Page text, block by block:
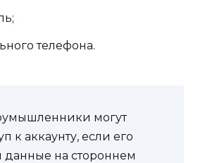
телефона.
могут
к аккаунту, если его
данные на стороннем